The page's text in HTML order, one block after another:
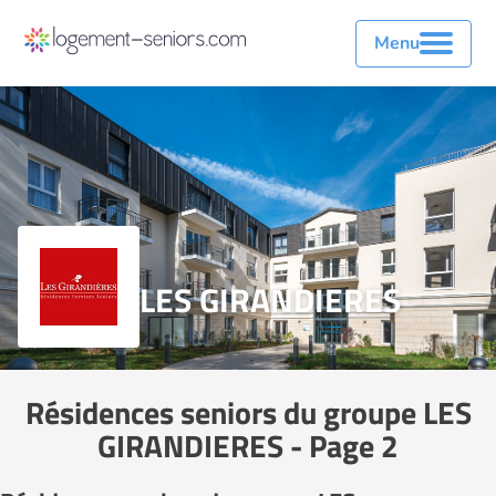
Menu
LES GIRANDIERES
Résidences seniors du groupe LES
GIRANDIERES - Page 2